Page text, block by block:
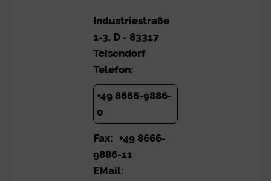
Industriestraße
1-3, D - 83317
Teisendorf
Telefon:
+49 8666-9886-
0
Fax: +49 8666-
9886-11
EMail: